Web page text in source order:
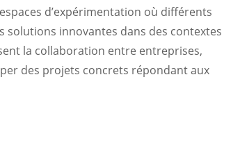
d’expérimentation où différents
innovantes dans des contextes
la collaboration entre entreprises,
des projets concrets répondant aux